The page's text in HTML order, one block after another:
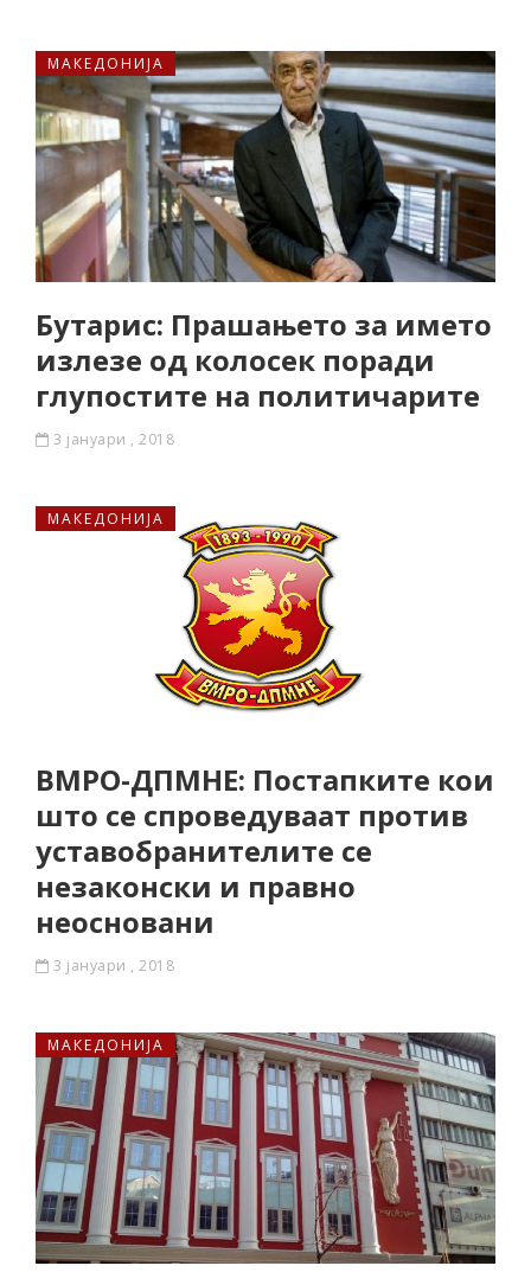
МАКЕДОНИЈА
Бутарис: Прашањето за името
излезе од колосек поради
глупостите на политичарите
3 јануари , 2018
МАКЕДОНИЈА
ВМРО-ДПМНЕ: Постапките кои
што се спроведуваат против
уставобранителите се
незаконски и правно
неосновани
3 јануари , 2018
МАКЕДОНИЈА